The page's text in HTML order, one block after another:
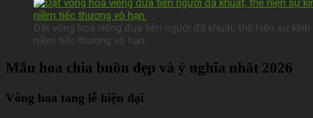
Đặt vòng hoa viếng đưa tiễn người đã khuất, thể hiện sự
niềm tiếc thương vô hạn.
Mẫu hoa chia buồn đẹp và ý nghĩa nhất 2026
Vòng hoa tang lễ hiện đại